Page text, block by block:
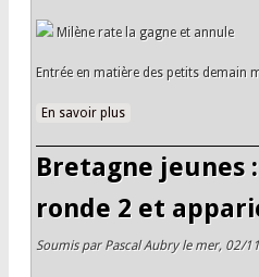
Milène rate la gagne et annule
Entrée en matière des petits demain
En savoir plusà propos de Bretagne
Bretagne jeunes
ronde 2 et
Soumis parPascal Aubryle mer, 02/